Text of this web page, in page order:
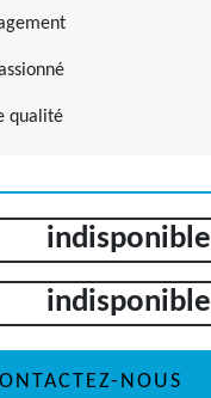
qualité
indisponible
indisponible
NOUS